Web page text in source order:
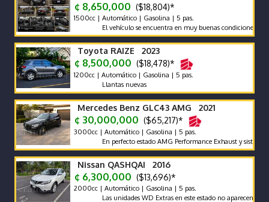
¢ 8,650,000 ($18,804)*
1500cc | Automático | Gasolina | 5 pas.
El vehículo se encuentra en muy buenas condiciones tanto
Toyota RAIZE 2023
¢ 8,500,000 ($18,478)*
1200cc | Automático | Gasolina | 5 pas.
Llantas nuevas
Mercedes Benz GLC43 AMG 2021
¢ 30,000,000 ($65,217)*
3000cc | Automático | Gasolina | 5 pas.
En perfecto estado AMG Performance Exhaust y sistema de
Nissan QASHQAI 2016
¢ 6,300,000 ($13,696)*
2000cc | Automático | Gasolina | 5 pas.
Las unidades WD Extras en este estado no aparecen con